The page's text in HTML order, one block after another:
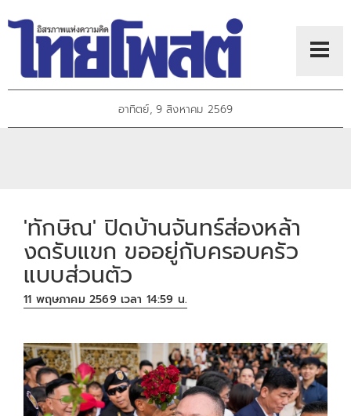
อาทิตย์, 9 สิงหาคม 2569
'ทักษิณ' ปิดบ้านจันทร์ส่องหล้า
งดรับแขก ขออยู่กับครอบครัว
แบบส่วนตัว
11 พฤษภาคม 2569 เวลา 14:59 น.